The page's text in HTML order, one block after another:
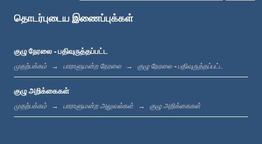
தொடர்புடைய இணைப்புக்கள்
குழு நேரலை - பதிவுருத்தப்பட்ட
முதற்பக்கம் பாராளுமன்ற நேரலை குழு நேரலை - பதிவுருத்தப்பட்ட
குழு அறிக்கைகள்
முதற்பக்கம் பாராளுமன்ற அலுவல்கள் குழு அறிக்கைகள்